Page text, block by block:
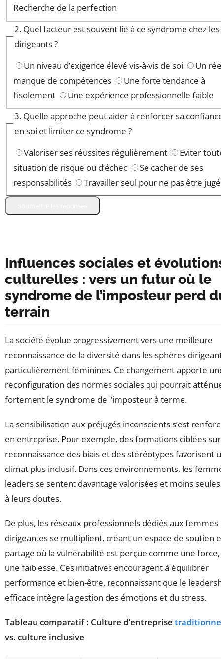
Recherche de la perfection
2. Quel facteur est souvent lié à ce syndrome chez les
dirigeants ?
Un niveau d’exigence élevé vis-à-vis de soi
Un
manque de compétences
Une forte tendance à
l’isolement
Une expérience professionnelle faible
3. Quelle approche peut aider à renforcer sa
en soi et limiter ce syndrome ?
Valoriser ses réussites régulièrement
Eviter
situation de risque ou d’échec
Se cacher de ses
responsabilités
Travailler seul pour ne pas être jugé
Influences sociales et
culturelles : vers un futur où le
syndrome de l’imposteur perd
terrain
La société évolue progressivement vers une meilleure
reconnaissance de la diversité dans les sphères
particulièrement féminines. Ce changement apporte
reconfiguration des normes sociales qui pourrait
fortement le syndrome de l’imposteur à terme.
La sensibilisation aux préjugés inconscients s’est
en entreprise. Pour exemple, des formations ciblées
reconnaissance des biais et des stéréotypes favorisent
climat plus inclusif. Dans ces environnements, les
leaders se sentent davantage valorisées et moins
à leurs doutes.
De plus, les réseaux professionnels dédiés aux femmes
dirigeantes se multiplient, créant un espace de soutien
partage où la vulnérabilité est perçue comme une
une faiblesse. Ces initiatives encouragent à équilibrer
performance et bien-être, reconnaissant que le
efficace intègre la gestion des émotions et du stress.
Tableau comparatif : Culture d’entreprise
vs. culture inclusive